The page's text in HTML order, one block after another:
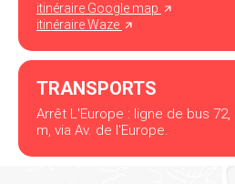
itinéraire Google map
itinéraire Waze
TRANSPORTS
Arrêt L'Europe : ligne de bus
m, via Av. de l'Europe.